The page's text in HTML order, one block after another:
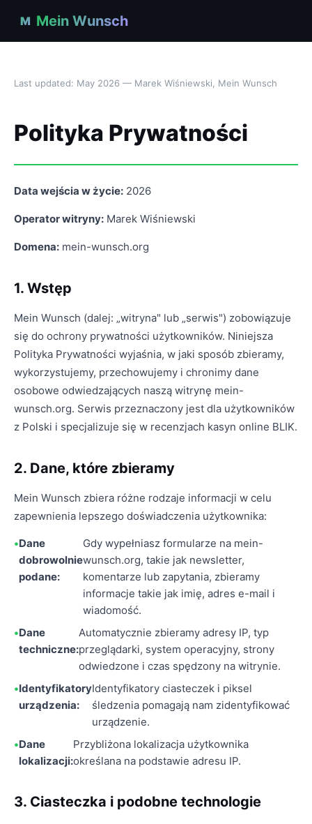
M Mein Wunsch
Last updated: May 2026 — Marek Wiśniewski, Mein Wunsch
Polityka Prywatności
Data wejścia w życie: 2026
Operator witryny: Marek Wiśniewski
Domena: mein-wunsch.org
1. Wstęp
Mein Wunsch (dalej: „witryna" lub „serwis") zobowiązuje
się do ochrony prywatności użytkowników. Niniejsza
Polityka Prywatności wyjaśnia, w jaki sposób zbieramy,
wykorzystujemy, przechowujemy i chronimy dane
osobowe odwiedzających naszą witrynę mein-
wunsch.org. Serwis przeznaczony jest dla użytkowników
z Polski i specjalizuje się w recenzjach kasyn online BLIK.
2. Dane, które zbieramy
Mein Wunsch zbiera różne rodzaje informacji w celu
zapewnienia lepszego doświadczenia użytkownika:
Dane
dobrowolnie
podane:
Gdy wypełniasz formularze na mein-
wunsch.org, takie jak newsletter,
komentarze lub zapytania, zbieramy
informacje takie jak imię, adres e-mail i
wiadomość.
Dane
techniczne:
Automatycznie zbieramy adresy IP, typ
przeglądarki, system operacyjny, strony
odwiedzone i czas spędzony na witrynie.
Identyfikatory
urządzenia:
Identyfikatory ciasteczek i piksel
śledzenia pomagają nam zidentyfikować
urządzenie.
Dane
lokalizacji:
Przybliżona lokalizacja użytkownika
określana na podstawie adresu IP.
3. Ciasteczka i podobne technologie